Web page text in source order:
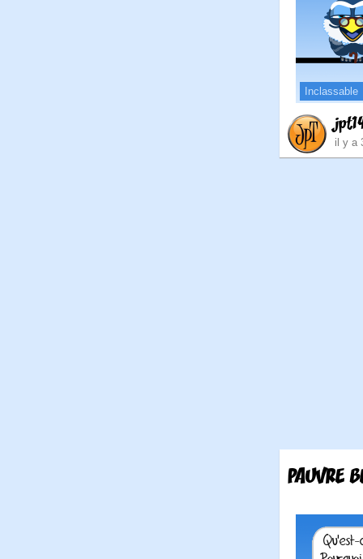
Inclassable
il y a
PAUVRE